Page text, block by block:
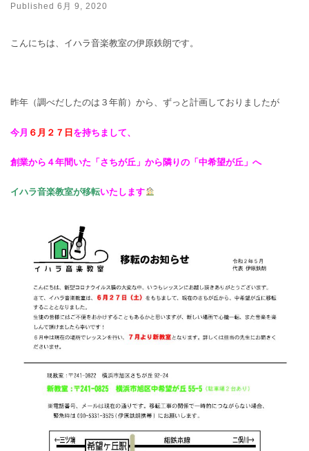
Published 6月 9, 2020
こんにちは、イハラ音楽教室の伊原鉄朗です。
昨年（調べだしたのは３年前）から、ずっと計画しておりましたが
今月 ６月２７日を持ちまして、
創業から４年間いた「さちが丘」から隣りの「中希望が丘」へ
イハラ音楽教室が移転いたします